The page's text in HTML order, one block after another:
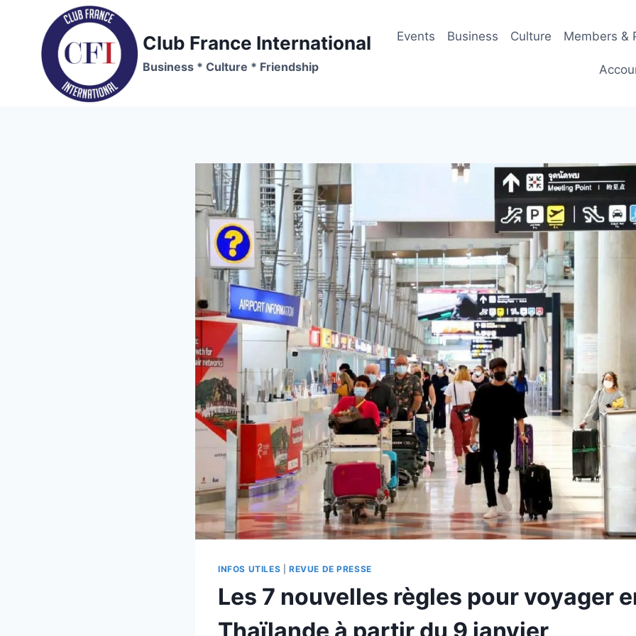
content
Club France International
Business * Culture * Friendship
Events Business Culture Members &
INFOS UTILES REVUE DE PRESSE
Les 7 nouvelles règles pour voyager